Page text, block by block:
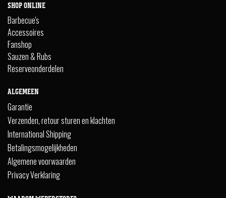
SHOP ONLINE
Barbecue's
Accessoires
Fanshop
Sauzen & Rubs
Reserveonderdelen
ALGEMEEN
Garantie
Verzenden, retour sturen en klachten
International Shipping
Betalingsmogelijkheden
Algemene voorwaarden
Privacy Verklaring